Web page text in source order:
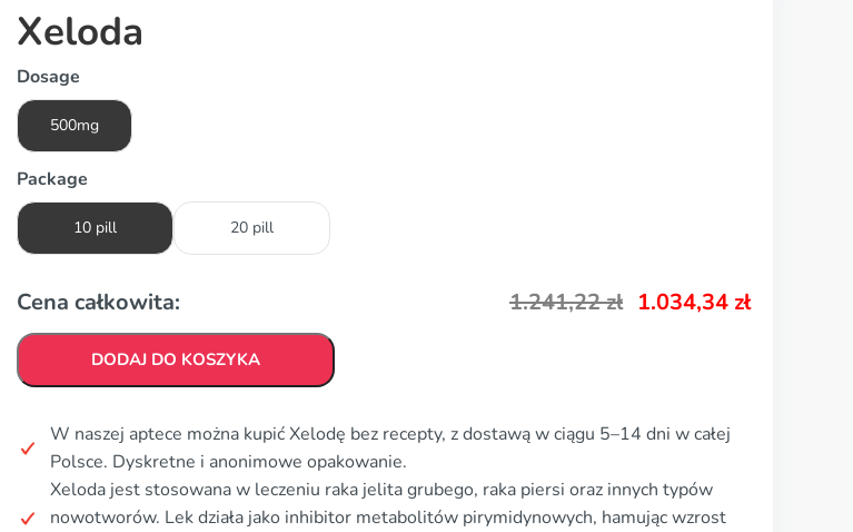
Xeloda
Dosage
500mg
Package
10 pill 20 pill
Cena całkowita: 1.241,22zł 1.034,34 zł
DODAJ DO KOSZYKA
W naszej aptece można kupić Xelodę bez recepty, z dostawą w ciągu 5–14 dni w całej
Polsce. Dyskretne i anonimowe opakowanie.
Xeloda jest stosowana w leczeniu raka jelita grubego, raka piersi oraz innych typów
nowotworów. Lek działa jako inhibitor metabolitów pirymidynowych, hamując wzrost